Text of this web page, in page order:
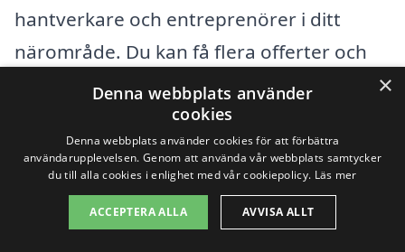
hantverkare och entreprenörer i ditt
närområde. Du kan få flera offerter och
jämföra priser, vilket gör att du kan välja
det bästa alternativet för ditt
renoveringsprojekt.
FörutomHarmånger
finns det flera andra
×
Denna webbplats använder
cookies
Denna webbplats använder cookies för att förbättra
användarupplevelsen. Genom att använda vår webbplats samtycker
du till alla cookies i enlighet med vår cookiepolicy. Läs mer
ACCEPTERA ALLA AVVISA ALLT